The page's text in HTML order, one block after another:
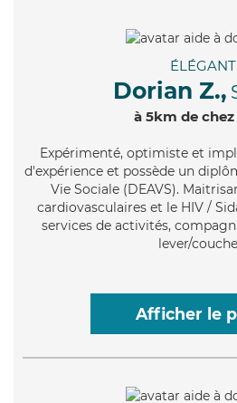
ÉLÉGANT
Dorian Z.,
à 5km de chez
Expérimenté, optimiste et
d'expérience et possède un
Vie Sociale (DEAVS).
cardiovasculaires et le HIV /
services de activités,
lever/
Afficher le